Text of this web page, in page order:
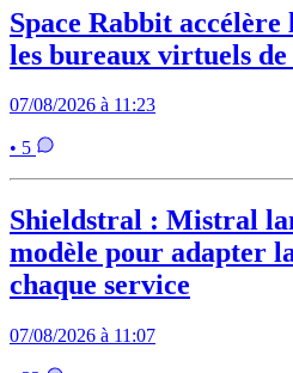
Space Rabbit
les bureaux virtuels de
07/08/2026 à 11:23
• 5
Shieldstral : Mistral
modèle pour adapter
chaque service
07/08/2026 à 11:07